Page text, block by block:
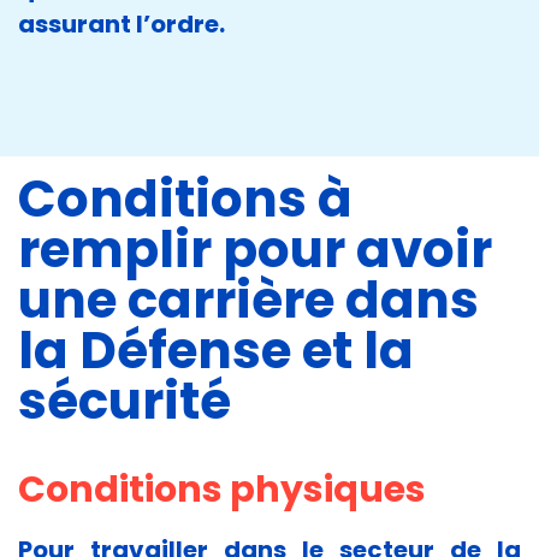
assurant l’ordre.
Conditions à
remplir pour avoir
une carrière dans
la Défense et la
sécurité
Conditions physiques
Pour travailler dans le secteur de la